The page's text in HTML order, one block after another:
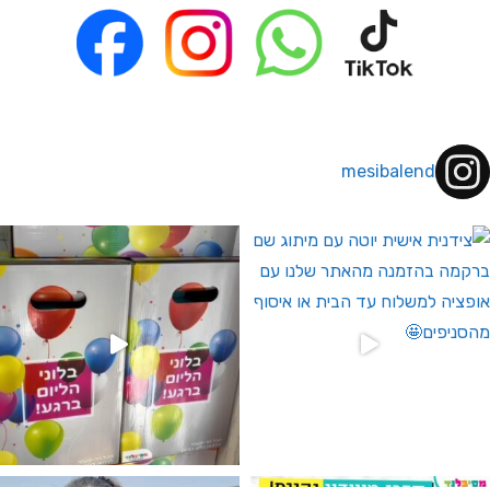
mesibalend
לחברי מועדון ומצטרפים חדשים🤍
מין העובר רק במסיבלנד !! קיים